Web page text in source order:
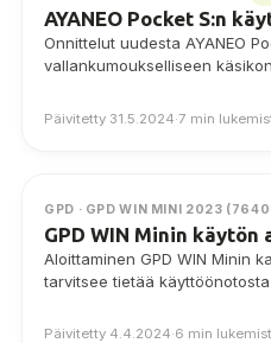
AYANEO Pocket S:n
Onnittelut uudesta AYANEO
vallankumoukselliseen
puolet. Tämä laite ei ole
Päivitetty 31.5.2024·7 min
GPD · GPD WIN MINI 2023
GPD WIN Minin
Aloittaminen GPD WIN Minin
tarvitsee tietää
Päivitetty 4.4.2024·6 min